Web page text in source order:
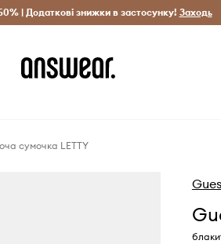
товари Заощаджуй з
| Додаткові знижки в застосунку! Заходь
сумочка LETTY